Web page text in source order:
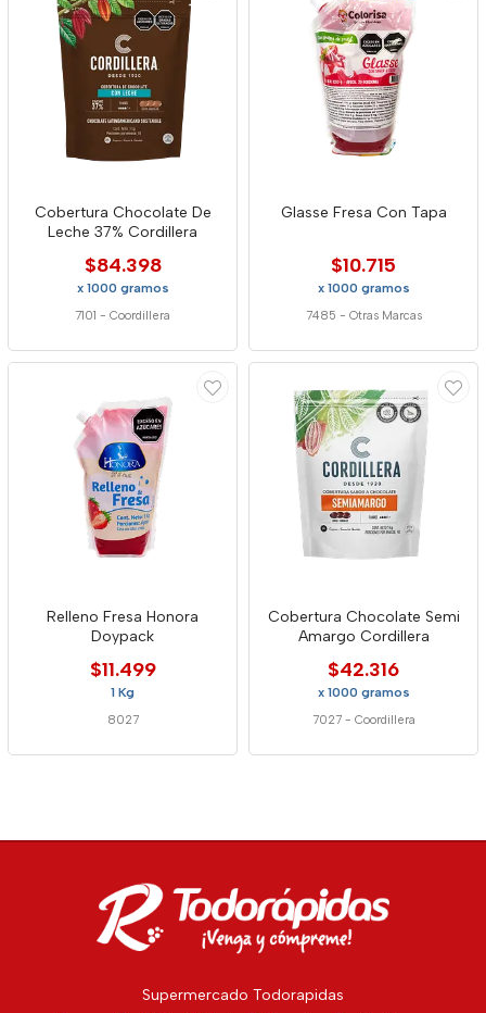
Cobertura Chocolate De
Leche 37% Cordillera
$84.398
x 1000 gramos
7101 - Coordillera
Glasse Fresa Con Tapa
$10.715
x 1000 gramos
7485 - Otras Marcas
Relleno Fresa Honora
Doypack
$11.499
1 Kg
8027
Cobertura Chocolate Semi
Amargo Cordillera
$42.316
x 1000 gramos
7027 - Coordillera
Supermercado Todorapidas